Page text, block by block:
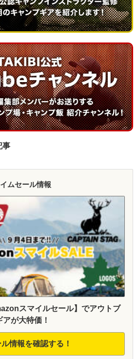
事
ムセール情報
スマイルセール】でアウトブ
が大特価！
情報を確認する！